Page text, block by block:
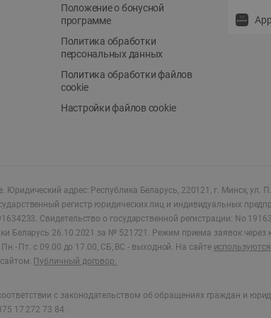
Положение о бонусной
программе
Политика обработки
персональных данных
Политика обработки файлов
cookie
Настройки файлов cookie
Юридический адрес: Республика Беларусь, 220121, г. Минск, ул.
регистр юридических лиц и индивидуальных
Свидетельство о государственной регистрации: No
Беларусь 26.10.2021 за № 521721. Режим приема заявок через
Пт. с 09.00 до 17.00, СБ, ВС - выходной. На сайте
Публичный договор.
с законодательством об обращениях граждан и
17 272 73 84 .